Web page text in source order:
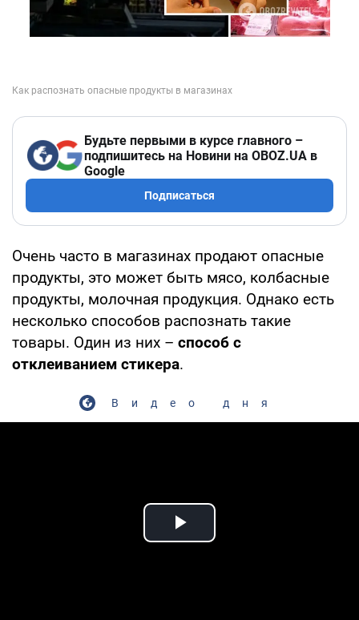
Будьте первыми в курсе главного –
подпишитесь на Новини на OBOZ.UA в
Google
Подписаться
Очень часто в магазинах продают опасные
продукты, это может быть мясо, колбасные
продукты, молочная продукция. Однако есть
несколько способов распознать такие
товары. Один из них – способ с
отклеиванием стикера.
Видео дня
Play Video